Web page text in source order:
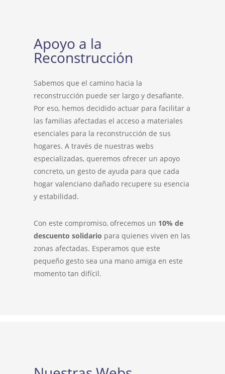
Apoyo a la
Reconstrucción
Sabemos que el camino hacia la
reconstrucción puede ser largo y desafiante.
Por eso, hemos decidido actuar para facilitar a
las familias afectadas el acceso a materiales
esenciales para la reconstrucción de sus
hogares. A través de nuestras webs
especializadas, queremos ofrecer un apoyo
concreto, un gesto de ayuda para que cada
hogar valenciano dañado recupere su esencia
y estabilidad.
Con este compromiso, ofrecemos un 10% de
descuento solidario para quienes viven en las
zonas afectadas. Esperamos que este
pequeño gesto sea una mano amiga en este
momento tan difícil.